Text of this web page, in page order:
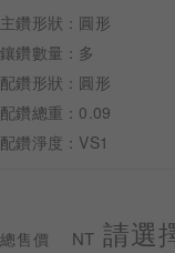
主鑽形狀：圓形
鑲鑽數量：多
配鑽形狀：圓形
配鑽總重：0.09
配鑽淨度：VS1
總售價 NT 請選